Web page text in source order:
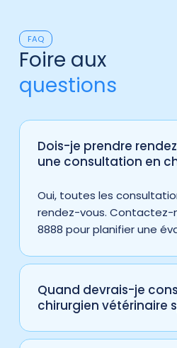
FAQ
Foire aux
questions
Dois-je prendre
une consultation en
Oui, toutes les
rendez-vous. Contactez-
8888 pour planifier une
Quand devrais-je
chirurgien vétérinaire
Si votre animal présente